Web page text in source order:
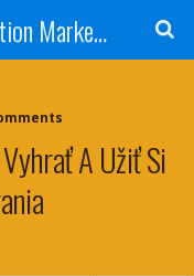
William Bakker's Destination Marketing blog
A Užiť Si